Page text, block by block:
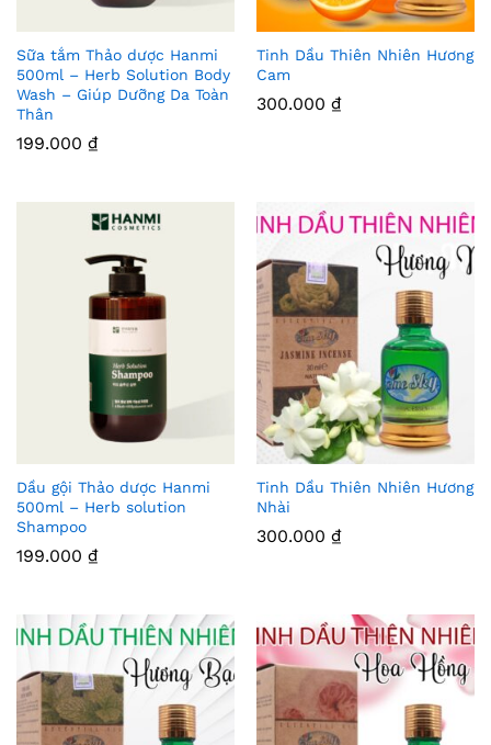
Thê
m
Thíc
Sữa tắm Thảo dược Hanmi
500ml – Herb Solution Body
Wash – Giúp Dưỡng Da Toàn
Thân
199.000 ₫
Thê
Thíc
h
Tinh Dầu Thiên Nhiên Hương
Cam
300.000 ₫
Thê
Thíc
h
Dầu gội Thảo dược Hanmi
500ml – Herb solution
Shampoo
199.000 ₫
Thê
Thíc
h
Tinh Dầu Thiên Nhiên Hương
Nhài
300.000 ₫